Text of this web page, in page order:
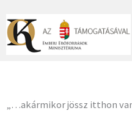
to
content
„…akármikor jössz itthon